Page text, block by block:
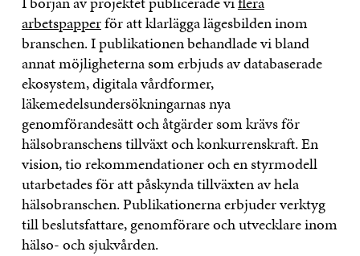
arbetspapperför att klarlägga lägesbilden inom
branschen. I publikationen behandlade vi bland
annat möjligheterna som erbjuds av databaserade
ekosystem, digitala vårdformer,
läkemedelsundersökningarnas nya
genomförandesätt och åtgärder som krävs för
hälsobranschens tillväxt och konkurrenskraft. En
vision, tio rekommendationer och en styrmodell
utarbetades för att påskynda tillväxten av hela
hälsobranschen. Publikationerna erbjuder verktyg
till beslutsfattare, genomförare och utvecklare inom
hälso- och sjukvården.